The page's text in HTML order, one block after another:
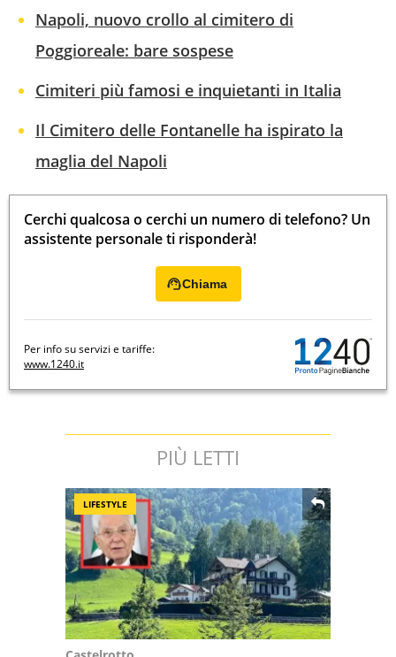
Napoli, nuovo crollo al cimitero di
Poggioreale: bare sospese
Cimiteri più famosi e inquietanti in Italia
Il Cimitero delle Fontanelle ha ispirato la
maglia del Napoli
Cerchi qualcosa o cerchi un numero di telefono? Un
assistente personale ti risponderà!
Chiama
Per info su servizi e tariffe:
www.1240.it
PIÙ LETTI
LIFESTYLE